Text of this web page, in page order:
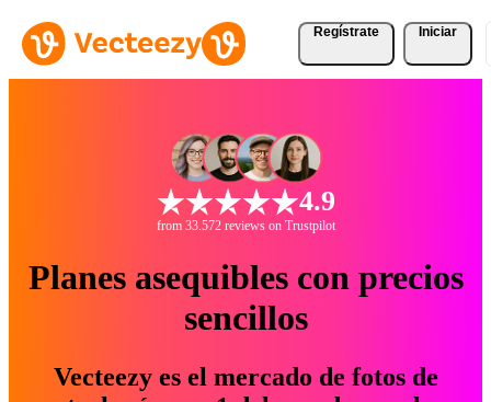
Regístrate Iniciar
4.9
from 33.572 reviews on Trustpilot
Planes asequibles con precios
sencillos
Vecteezy es el mercado de fotos de